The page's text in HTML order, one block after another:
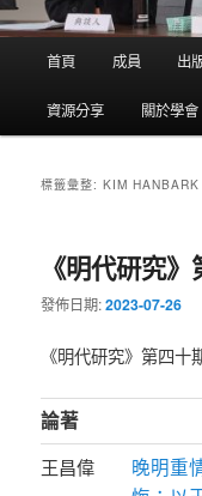
首頁 成員 出
資源分享 關於學會
標籤彙整:KIM HANBARK
《明代研究
發佈日期:2023-07-26
《明代研究》第四十
論著
王昌偉
晚明重